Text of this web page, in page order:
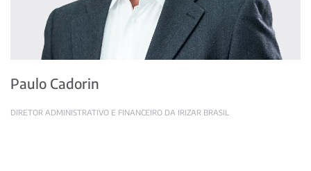
Paulo Cadorin
DIRETOR ADMINISTRATIVO E FINANCEIRO DA IRIZAR BRASIL